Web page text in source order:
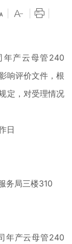
产云母管240
响评价文件，根
定，对受理情况
日
务局三楼310
产云母管240